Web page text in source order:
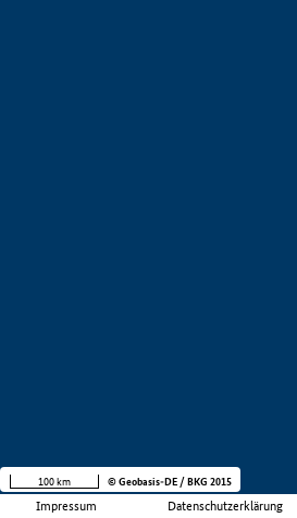
Impressum Datenschutzerklärung
100 km © Geobasis-DE / BKG 2015